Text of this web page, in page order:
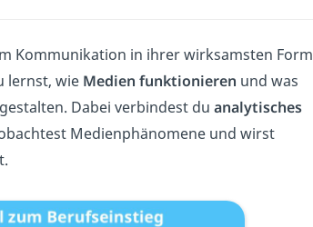
Kommunikation in ihrer wirksamsten Form
lernst, wie Medien funktionieren und was
Dabei verbindest du analytisches
Medienphänomene und wirst